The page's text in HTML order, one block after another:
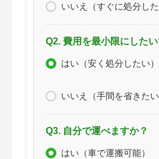
いいえ（すぐに処分した
Q2. 費用を最小限にした
はい（安く処分したい）
いいえ（手間を省きたい
Q3. 自分で運べますか？
はい（車で運搬可能）